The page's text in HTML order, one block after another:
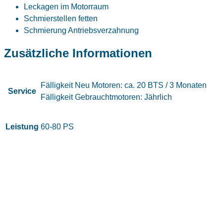
Leckagen im Motorraum
Schmierstellen fetten
Schmierung Antriebsverzahnung
Zusätzliche Informationen
Service
Fälligkeit Neu Motoren: ca. 20 BTS / 3 Monaten
Fälligkeit Gebrauchtmotoren: Jährlich
Leistung 60-80 PS